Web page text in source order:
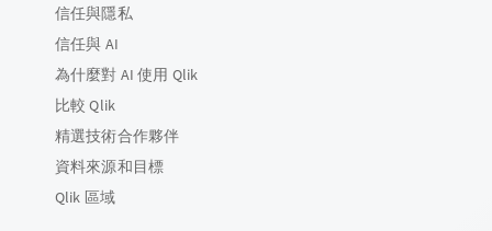
信任與隱私
信任與 AI
為什麼對 AI 使用 Qlik
比較 Qlik
精選技術合作夥伴
資料來源和目標
Qlik 區域